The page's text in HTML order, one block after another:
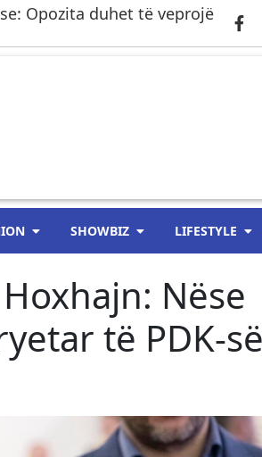
Opozita duhet të veprojë
SHOWBIZ LIFESTYLE
Nëse
të PDK-